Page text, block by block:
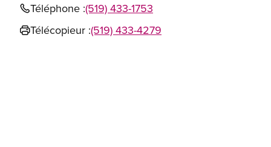
Téléphone :(519) 433-1753
Télécopieur :(519) 433-4279